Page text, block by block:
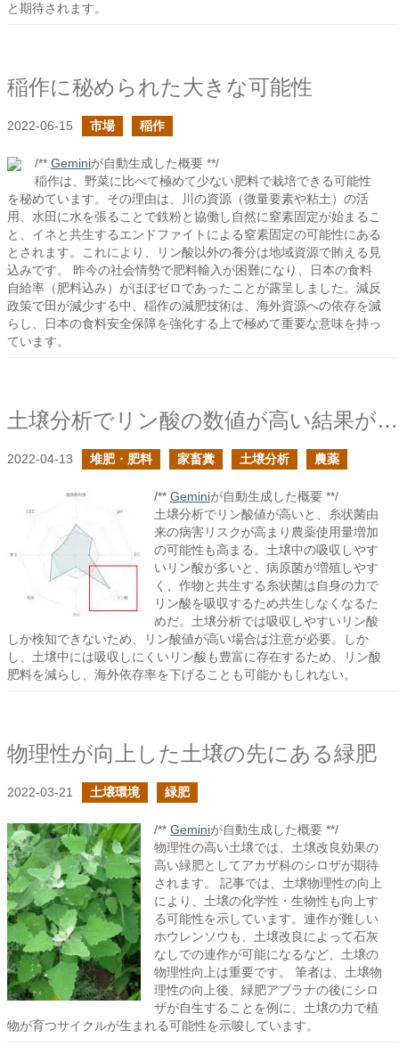
と期待されます。
稲作に秘められた大きな可能性
2022-06-15 市場 稲作
/** Geminiが自動生成した概要 **/
稲作は、野菜に比べて極めて少ない肥料で栽培できる可能性
を秘めています。その理由は、川の資源（微量要素や粘土）の活
用、水田に水を張ることで鉄粉と協働し自然に窒素固定が始まるこ
と、イネと共生するエンドファイトによる窒素固定の可能性にある
とされます。これにより、リン酸以外の養分は地域資源で賄える見
込みです。 昨今の社会情勢で肥料輸入が困難になり、日本の食料
自給率（肥料込み）がほぼゼロであったことが露呈しました。減反
政策で田が減少する中、稲作の減肥技術は、海外資源への依存を減
らし、日本の食料安全保障を強化する上で極めて重要な意味を持っ
ています。
土壌分析でリン酸の数値が高い結果が返ってきたら次作は気を引き締めた方が良い
2022-04-13 堆肥・肥料 家畜糞 土壌分析 農薬
/** Geminiが自動生成した概要 **/
土壌分析でリン酸値が高いと、糸状菌由
来の病害リスクが高まり農薬使用量増加
の可能性も高まる。土壌中の吸収しやす
いリン酸が多いと、病原菌が増殖しやす
く、作物と共生する糸状菌は自身の力で
リン酸を吸収するため共生しなくなるた
めだ。土壌分析では吸収しやすいリン酸
しか検知できないため、リン酸値が高い場合は注意が必要。しか
し、土壌中には吸収しにくいリン酸も豊富に存在するため、リン酸
肥料を減らし、海外依存率を下げることも可能かもしれない。
物理性が向上した土壌の先にある緑肥
2022-03-21 土壌環境 緑肥
/** Geminiが自動生成した概要 **/
物理性の高い土壌では、土壌改良効果の
高い緑肥としてアカザ科のシロザが期待
されます。 記事では、土壌物理性の向上
により、土壌の化学性・生物性も向上す
る可能性を示しています。連作が難しい
ホウレンソウも、土壌改良によって石灰
なしでの連作が可能になるなど、土壌の
物理性向上は重要です。 筆者は、土壌物
理性の向上後、緑肥アブラナの後にシロ
ザが自生することを例に、土壌の力で植
物が育つサイクルが生まれる可能性を示唆しています。